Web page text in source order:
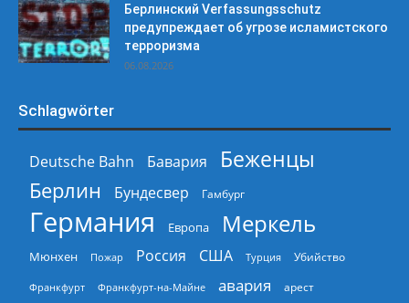
Берлинский Verfassungsschutz
предупреждает об угрозе исламистского
терроризма
06.08.2026
Schlagwörter
Deutsche Bahn Бавария
Беженцы
Берлин
Бундесвер Гамбург
Германия Европа Меркель
Мюнхен Пожар Россия США Турция Убийство
Франкфурт Франкфурт-на-Майне авария арест